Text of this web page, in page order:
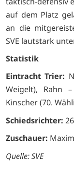
auf dem Platz
an die
SVE lautstark
Statistik
Eintracht Trier:
Weigelt), Rahn
Kinscher (70.
Schiedsrichter:
Zuschauer:
Quelle: SVE